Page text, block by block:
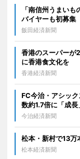
「南信州うまい
バイヤーも初募集
飯田経済新聞
香港のスーパー
に香港食文化を
香港経済新聞
FC今治・アシッ
数約1.7倍に「成長
今治経済新聞
松本・新村で13
松本経済新聞